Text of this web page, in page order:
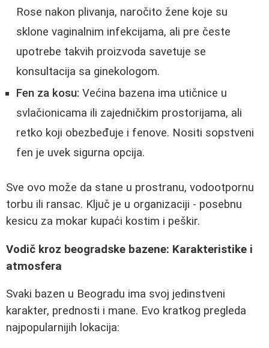
Rose nakon plivanja, naročito žene koje su
sklone vaginalnim infekcijama, ali pre česte
upotrebe takvih proizvoda savetuje se
konsultacija sa ginekologom.
Fen za kosu: Većina bazena ima utičnice u
svlačionicama ili zajedničkim prostorijama, ali
retko koji obezbeđuje i fenove. Nositi sopstveni
fen je uvek sigurna opcija.
Sve ovo može da stane u prostranu, vodootpornu
torbu ili ransac. Ključ je u organizaciji - posebnu
kesicu za mokar kupaći kostim i peškir.
Vodič kroz beogradske bazene: Karakteristike i
atmosfera
Svaki bazen u Beogradu ima svoj jedinstveni
karakter, prednosti i mane. Evo kratkog pregleda
najpopularnijih lokacija: